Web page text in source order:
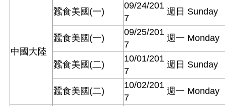
中國大陸
蠶食美國(一)
09/24/201
7
週日 Sunday
蠶食美國(一)
09/25/201
7
週一 Monday
蠶食美國(二)
10/01/201
7
週日 Sunday
蠶食美國(二)
10/02/201
7
週一 Monday